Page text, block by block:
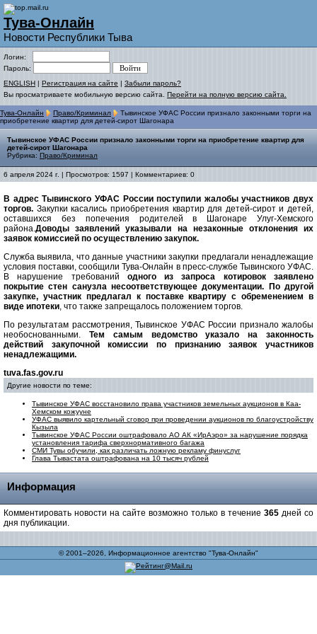
Тува-Онлайн
Новости Республики Тыва
Логин:
Пароль:
ENGLISH | Регистрация на сайте | Забыли пароль?
Вы просматриваете мобильную версию сайта. Перейти на полную версию сайта.
Тува-Онлайн Право/Криминал
Тывинское УФАС России признало законными торги на
приобретение квартир для детей-сирот Шагонара
Тывинское УФАС России признало законными торги на приобретение квартир для
детей-сирот Шагонара
Рубрика: Право/Криминал
6 апреля 2024 г. | Просмотров: 1597 | Комментариев: 0
В адрес Тывинского УФАС России поступили жалобы участников двух
торгов. Закупки касались приобретения квартир для детей-сирот и детей,
оставшихся без попечения родителей в Шагонаре Улуг-Хемского
района.Доводы заявлений указывали на незаконные отклонения их
заявок комиссией по осуществлению закупок.
Служба выявила, что данные участники закупки предлагали ненадлежащие
условия поставки, сообщили Тува-Онлайн в пресс-службе Тывинского УФАС.
В нарушение требований одного из запроса котировок заявлено
покрытие стен санузла несоответствующее документации. По другой
закупке, участник предлагал к поставке квартиру с обременением в
виде ипотеки, что также запрещалось положением торгов.
По результатам рассмотрения, Тывинское УФАС России признало жалобы
необоснованными. Тем самым ведомство указало на законность
действий закупочной комиссии по признанию заявок участников
ненадлежащими.
tuva.fas.gov.ru
Другие новости по теме:
Тывинское УФАС восстановило права участников земельных аукционов в Каа-
Хемском кожууне
УФАС выявило картельный сговор при проведении аукционов по благоустройству
Кызыла
Тывинское УФАС России оштрафовало АО АК «ИрАэро» за нарушение порядка
установления тарифа сверхнормативного багажа
СМИ Тувы обучили, как различать ложную рекламу финуслуг
Глава Тывастата оштрафована на 10 тысяч рублей
Информация
Комментировать новости на сайте возможно только в течение 365 дней со
дня публикации.
© 2001–2026, Информационное агентство "Тува-Онлайн"